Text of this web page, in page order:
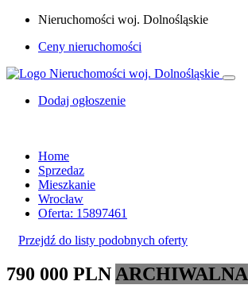
Nieruchomości woj. Dolnośląskie
Ceny nieruchomości
Dodaj ogłoszenie
Home
Sprzedaz
Mieszkanie
Wrocław
Oferta: 15897461
Przejdź do listy podobnych oferty
790 000 PLN ARCHIWALNA